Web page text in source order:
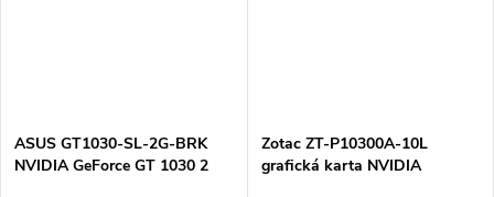
ASUS GT1030-SL-2G-BRK
NVIDIA GeForce GT 1030 2
Zotac ZT-P10300A-10L
grafická karta NVIDIA